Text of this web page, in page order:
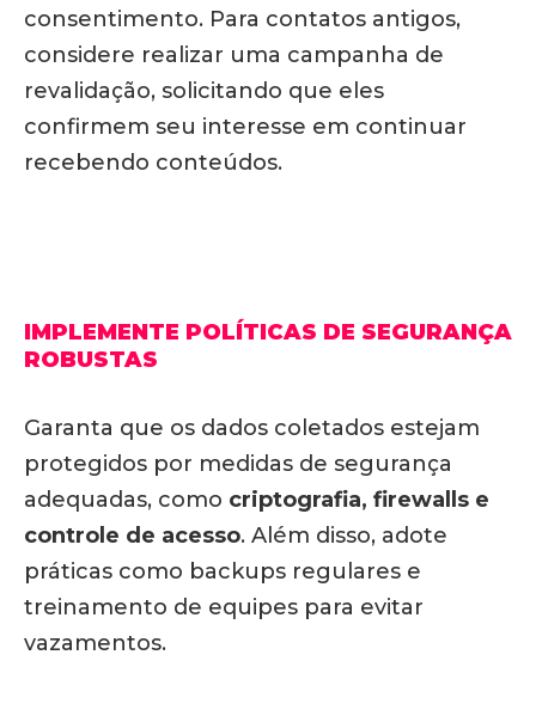
consentimento. Para contatos antigos,
considere realizar uma campanha de
revalidação, solicitando que eles
confirmem seu interesse em continuar
recebendo conteúdos.
IMPLEMENTE POLÍTICAS DE SEGURANÇA
ROBUSTAS
Garanta que os dados coletados estejam
protegidos por medidas de segurança
adequadas, como criptografia, firewalls e
controle de acesso. Além disso, adote
práticas como backups regulares e
treinamento de equipes para evitar
vazamentos.